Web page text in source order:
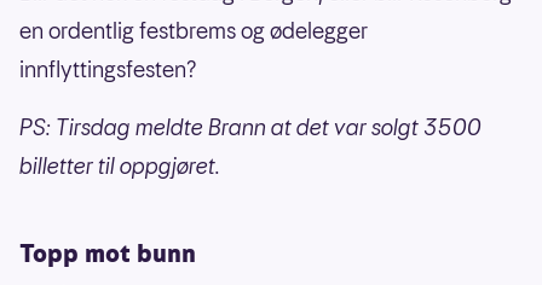
en ordentlig festbrems og ødelegger
innflyttingsfesten?
PS: Tirsdag meldte Brann at det var solgt 3500
billetter til oppgjøret.
Topp mot bunn